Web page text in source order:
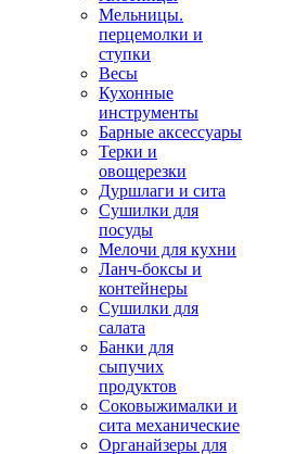
Мельницы.
перцемолки и
ступки
Весы
Кухонные
инструменты
Барные аксессуары
Терки и
овощерезки
Дуршлаги и сита
Сушилки для
посуды
Мелочи для кухни
Ланч-боксы и
контейнеры
Сушилки для
салата
Банки для
сыпучих
продуктов
Соковыжималки и
сита механические
Органайзеры для